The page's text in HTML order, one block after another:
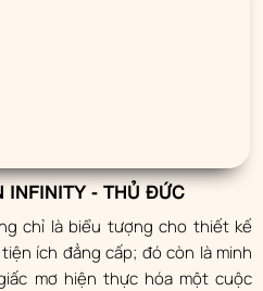
INFINITY - THỦ ĐỨC
chỉ là biểu tượng cho thiết kế
ích đẳng cấp; đó còn là minh
mơ hiện thực hóa một cuộc